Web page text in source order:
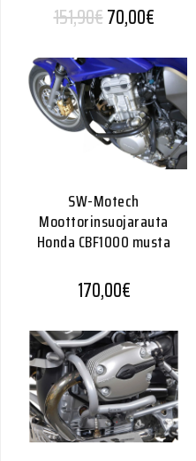
151,90€Alkuperäinen
70,00€
SW-Motech
Moottorinsuojarauta
Honda CBF1000 musta
170,00€